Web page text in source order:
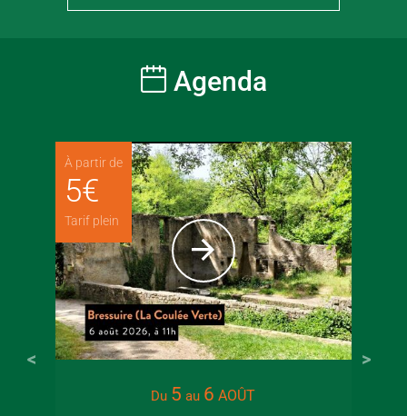
Agenda
À partir de
5€
Tarif plein
Du 5 au 6 AOÛT